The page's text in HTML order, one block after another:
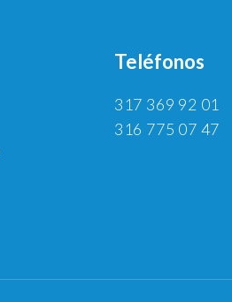
Teléfonos
317 369 92 01
316 775 07 47